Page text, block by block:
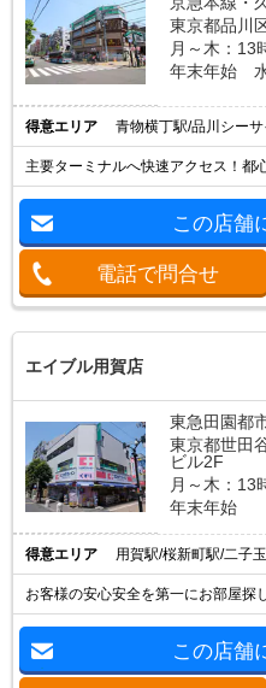
東京都品川
月～木：
年末年始
得意エリア 青物横丁駅/品川シー
主要ターミナルへ快速アクセス！都
この店舗
電話で問合せ
エイブル用賀店
東急田園都
東京都世田
ビル2F
月～木：
年末年始
得意エリア 用賀駅/桜新町駅/二子
お客様の安心安全を第一にお部屋探
この店舗